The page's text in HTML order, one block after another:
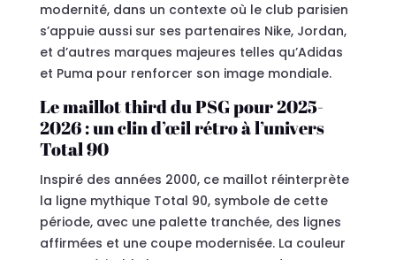
modernité, dans un contexte où le club parisien
s’appuie aussi sur ses partenaires Nike, Jordan,
et d’autres marques majeures telles qu’Adidas
et Puma pour renforcer son image mondiale.
Le maillot third du PSG pour 2025-
2026 : un clin d’œil rétro à l’univers
Total 90
Inspiré des années 2000, ce maillot réinterprète
la ligne mythique Total 90, symbole de cette
période, avec une palette tranchée, des lignes
affirmées et une coupe modernisée. La couleur